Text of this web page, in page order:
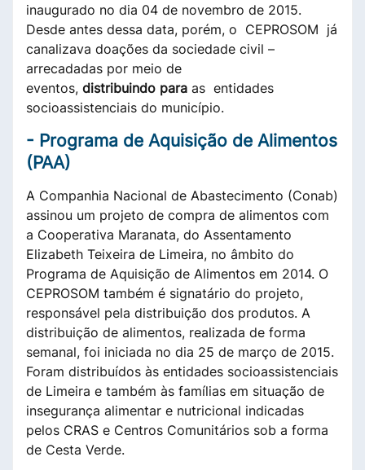
inaugurado no dia 04 de novembro de 2015.
Desde antes dessa data, porém, o CEPROSOM já
canalizava doações da sociedade civil –
arrecadadas por meio de
eventos, distribuindo para as entidades
socioassistenciais do município.
- Programa de Aquisição de Alimentos
(PAA)
A Companhia Nacional de Abastecimento (Conab)
assinou um projeto de compra de alimentos com
a Cooperativa Maranata, do Assentamento
Elizabeth Teixeira de Limeira, no âmbito do
Programa de Aquisição de Alimentos em 2014. O
CEPROSOM também é signatário do projeto,
responsável pela distribuição dos produtos. A
distribuição de alimentos, realizada de forma
semanal, foi iniciada no dia 25 de março de 2015.
Foram distribuídos às entidades socioassistenciais
de Limeira e também às famílias em situação de
insegurança alimentar e nutricional indicadas
pelos CRAS e Centros Comunitários sob a forma
de Cesta Verde.